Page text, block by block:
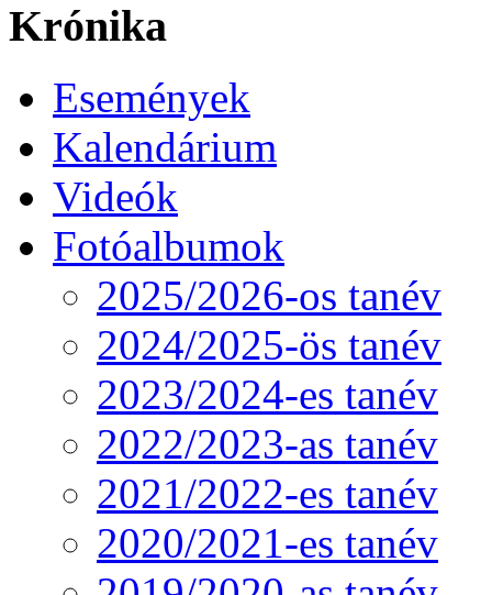
Krónika
Események
Kalendárium
Videók
Fotóalbumok
2025/2026-os tanév
2024/2025-ös tanév
2023/2024-es tanév
2022/2023-as tanév
2021/2022-es tanév
2020/2021-es tanév